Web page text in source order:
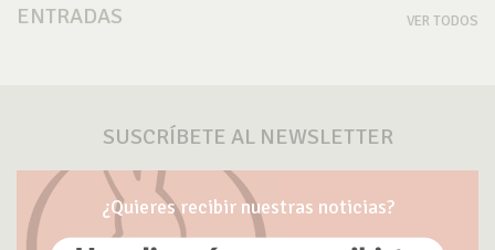
ENTRADAS VER TODOS
SUSCRÍBETE AL NEWSLETTER
¿Quieres recibir nuestras noticias?